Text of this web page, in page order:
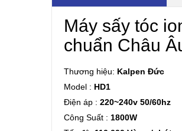
Máy sấy tóc
chuẩn Châu
Thương hiệu: Kalpen Đức
Model : HD1
Điện áp : 220~240v 50/60hz
Công Suất : 1800W